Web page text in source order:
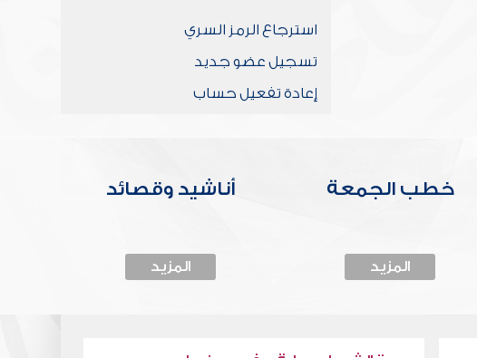
استرجاع الرمز السري
تسجيل عضو جديد
إعادة تفعيل حساب
خطب الجمعة
المزيد
أناشيد وقصائد
المزيد